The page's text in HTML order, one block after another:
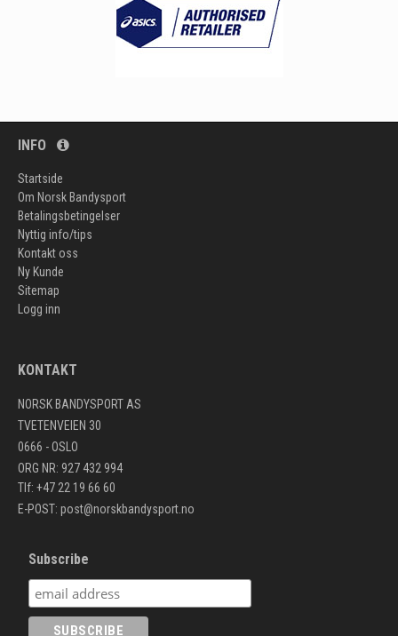
INFO
Startside
Om Norsk Bandysport
Betalingsbetingelser
Nyttig info/tips
Kontakt oss
Ny Kunde
Sitemap
Logg inn
KONTAKT
NORSK BANDYSPORT AS
TVETENVEIEN 30
0666 - OSLO
ORG NR: 927 432 994
Tlf: +47 22 19 66 60
E-POST: post@norskbandysport.no
Subscribe